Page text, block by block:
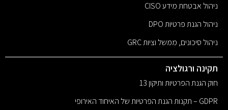
ניהול אבטחת מידע CISO
ניהול הגנת פרטיות DPO
ניהול סיכונים, ממשל וציות GRC
תקינה ורגולציה
חוק הגנת הפרטיות ותיקון 13
GDPR – תקנות הגנת הפרטיות של האיחוד האירופי